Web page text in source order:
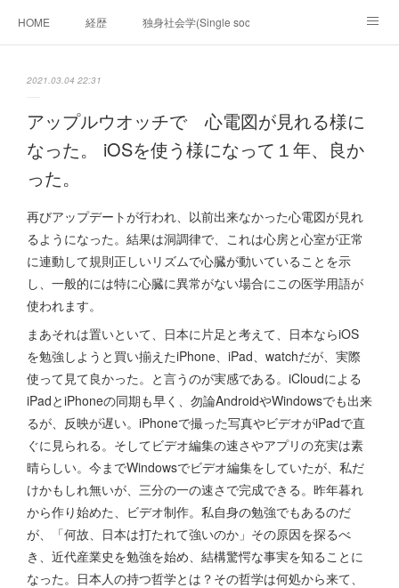
HOME 経歴 独身社会学(Single sociology)と高齢化社会学
移動出来て、工場で作る建物。未来２１００研究所
フィリピンの問題点 フィリピンの歴史
フィリピン経済談義 ファッションを考える 漫画
未来２１００研究所他のアイデアマニラ男の手料理 総集編
https://globalclub.amebaownd.com/
2021.03.04 22:31
アップルウオッチで 心電図が見れる様に
なった。 iOSを使う様になって１年、良か
った。
再びアップデートが行われ、以前出来なかった心電図が見れ
るようになった。結果は洞調律で、これは心房と心室が正常
に連動して規則正しいリズムで心臓が動いていることを示
し、一般的には特に心臓に異常がない場合にこの医学用語が
使われます。
まあそれは置いといて、日本に片足と考えて、日本ならiOS
を勉強しようと買い揃えたiPhone、iPad、watchだが、実際
使って見て良かった。と言うのが実感である。iCloudによる
iPadとiPhoneの同期も早く、勿論AndroidやWindowsでも出来
るが、反映が遅い。iPhoneで撮った写真やビデオがiPadで直
ぐに見られる。そしてビデオ編集の速さやアプリの充実は素
晴らしい。今までWindowsでビデオ編集をしていたが、私だ
けかもしれ無いが、三分の一の速さで完成できる。昨年暮れ
から作り始めた、ビデオ制作。私自身の勉強でもあるのだ
が、「何故、日本は打たれて強いのか」その原因を探るべ
き、近代産業史を勉強を始め、結構驚愕な事実を知ることに
なった。日本人の持つ哲学とは？その哲学は何処から来て、